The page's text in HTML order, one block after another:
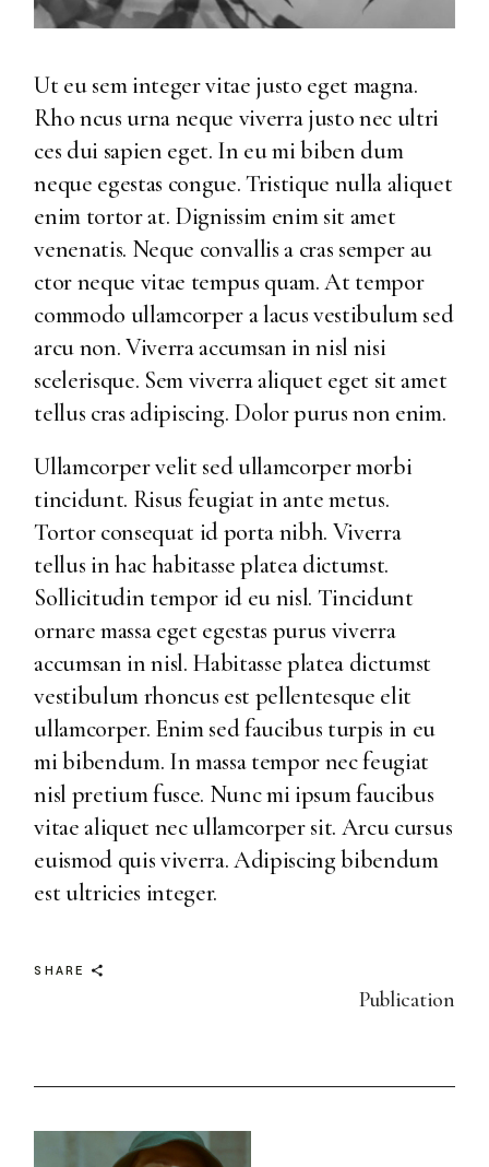
Ut eu sem integer vitae justo eget magna.
Rho ncus urna neque viverra justo nec ultri
ces dui sapien eget. In eu mi biben dum
neque egestas congue. Tristique nulla aliquet
enim tortor at. Dignissim enim sit amet
venenatis. Neque convallis a cras semper au
ctor neque vitae tempus quam. At tempor
commodo ullamcorper a lacus vestibulum sed
arcu non. Viverra accumsan in nisl nisi
scelerisque. Sem viverra aliquet eget sit amet
tellus cras adipiscing. Dolor purus non enim.
Ullamcorper velit sed ullamcorper morbi
tincidunt. Risus feugiat in ante metus.
Tortor consequat id porta nibh. Viverra
tellus in hac habitasse platea dictumst.
Sollicitudin tempor id eu nisl. Tincidunt
ornare massa eget egestas purus viverra
accumsan in nisl. Habitasse platea dictumst
vestibulum rhoncus est pellentesque elit
ullamcorper. Enim sed faucibus turpis in eu
mi bibendum. In massa tempor nec feugiat
nisl pretium fusce. Nunc mi ipsum faucibus
vitae aliquet nec ullamcorper sit. Arcu cursus
euismod quis viverra. Adipiscing bibendum
est ultricies integer.
SHARE
Publication